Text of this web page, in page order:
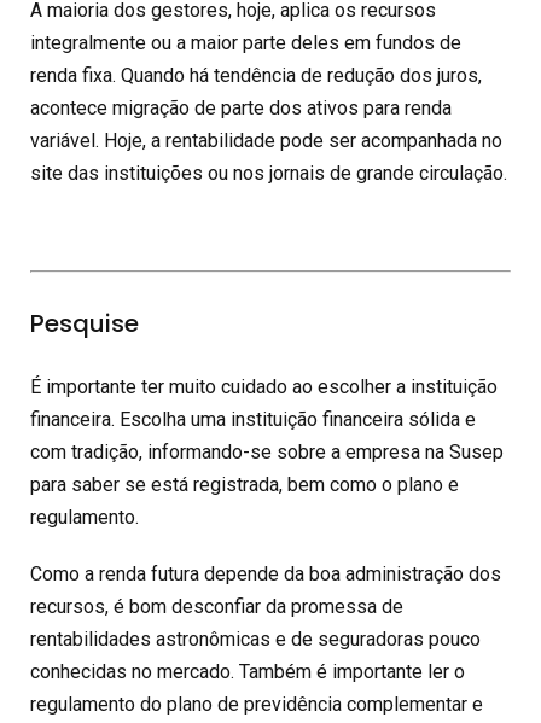
A maioria dos gestores, hoje, aplica os recursos
integralmente ou a maior parte deles em fundos de
renda fixa. Quando há tendência de redução dos juros,
acontece migração de parte dos ativos para renda
variável. Hoje, a rentabilidade pode ser acompanhada no
site das instituições ou nos jornais de grande circulação.
Pesquise
É importante ter muito cuidado ao escolher a instituição
financeira. Escolha uma instituição financeira sólida e
com tradição, informando-se sobre a empresa na Susep
para saber se está registrada, bem como o plano e
regulamento.
Como a renda futura depende da boa administração dos
recursos, é bom desconfiar da promessa de
rentabilidades astronômicas e de seguradoras pouco
conhecidas no mercado. Também é importante ler o
regulamento do plano de previdência complementar e